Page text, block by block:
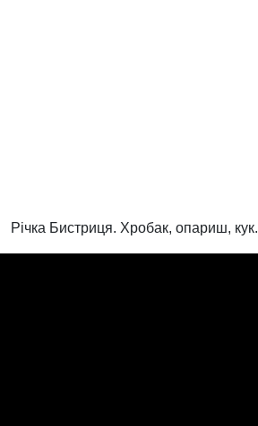
Річка Бистриця. Хробак, опариш, кук.